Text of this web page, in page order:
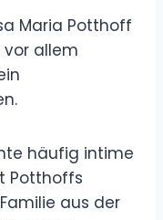
Maria Potthoff
allem
häufig intime
Potthoffs
aus der